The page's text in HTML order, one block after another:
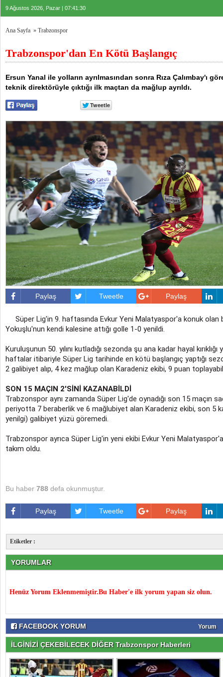
9 Ağustos 2026, Pazar | 07:41:31
Ana Sayfa » Trabzonspor
Trabzonspor'dan En Kötü Başlangıç
Ersun Yanal ile yolların ayrılmasından sonra Rıza Çalımbay'ı
teknik direktörüyle çıktığı ilk maçtan da mağlup ayrıldı.
Paylaş Tweetle Paylaş
Süper Lig'in 9. haftasında Evkur Yeni Malatyaspor'a konuk
Yokuşlu'nun kendi kalesine attığı golle 1-0 yenildi.
Kuruluşunun 50. yılını kutladığı sezonda şu ana kadar hayal
haftalar itibariyle Süper Lig tarihinde en kötü başlangıç yaptığı
2 galibiyet alıp, 4 kez mağlup olan Karadeniz ekibi, 9 puan
SON 15 MAÇIN 2'SİNİ KAZANABİLDİ
Trabzonspor aynı zamanda Süper Lig'de oynadığı son 15 maçın
periyotta 7 beraberlik ve 6 mağlubiyet alan Karadeniz ekibi, son 5
yenilgi) galibiyet yüzü göremedi.
Trabzonspor ayrıca Süper Lig'in yeni ekibi Evkur Yeni
takım oldu.
Bu haber 788 defa okunmuştur.
Paylaş Tweetle Paylaş
Etiketler :
YORUMLAR
Henüz Yorum Eklenmemiştir.Bu Haber'e ilk yorum yapan siz olun.
FACEBOOK YORUM Yorum
İLGİNİZİ ÇEKEBİLECEK DİĞER Trabzonspor Haberleri